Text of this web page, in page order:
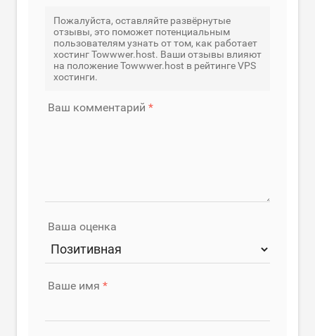
Пожалуйста, оставляйте развёрнутые
отзывы, это поможет потенциальным
пользователям узнать от том, как работает
хостинг Towwwer.host. Ваши отзывы влияют
на положение Towwwer.host в рейтинге VPS
хостинги.
Ваш комментарий
Ваша оценка
Ваше имя